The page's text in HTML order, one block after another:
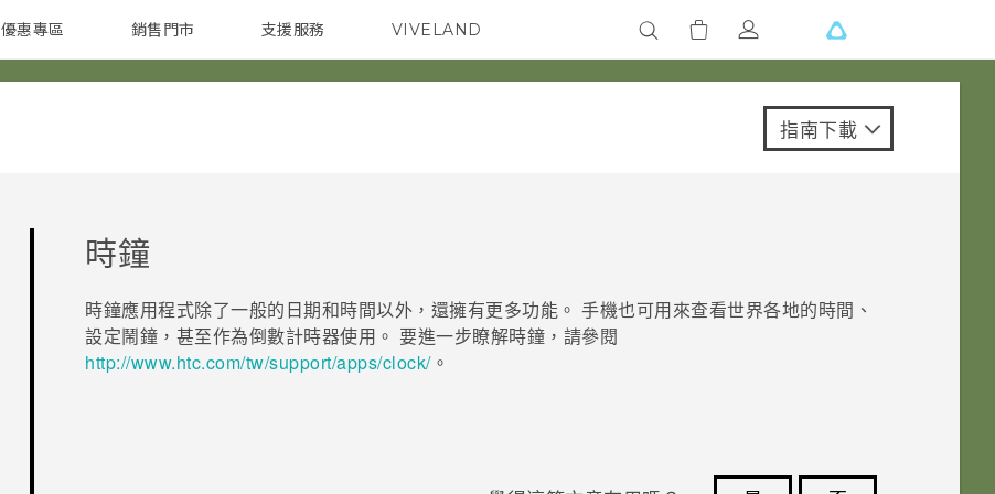
智慧型手機 配件
優惠專區
焦點訊息 校園專案 企業採購
銷售門市
銷售通路 支援服務 VIVELAND
指南下載
時鐘
時鐘應用程式除了一般的日期和時間以外，還擁有更多功能。 手機也可用來查看世界各地的時間、
設定鬧鐘，甚至作為倒數計時器使用。 要進一步瞭解時鐘 ，請參閱
http://www.htc.com/tw/support/apps/clock/。